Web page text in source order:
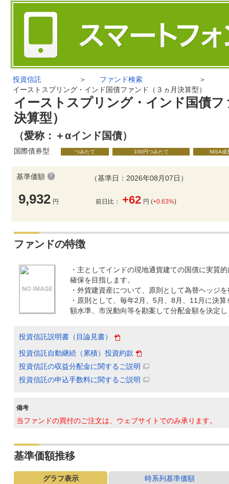
投資信託 ＞ ファンド検索
＞
イーストスプリング・インド国債ファンド（３ヵ月決算型）
イーストスプリング・インド国債フ
決算型）
（愛称：＋αインド国債）
国際債券型 つみたて 100円つみたて NISA成
基準価額
9,932 円
（基準日：2026年08月07日）
前日比： +62 円 (+0.63%)
ファンドの特徴
・主としてインドの現地通貨建ての国債に実質
確保を目指します。
・外貨建資産について、原則として為替ヘッジ
・原則として、毎年2月、5月、8月、11月に決
額水準、市況動向等を勘案して分配金額を決定
投資信託説明書（目論見書）
投資信託自動継続（累積）投資約款
投資信託の収益分配金に関するご説明
投資信託の申込手数料に関するご説明
備考
当ファンドの買付のご注文は、ウェブサイトでのみ承ります。
基準価額推移
グラフ表示 時系列基準価額